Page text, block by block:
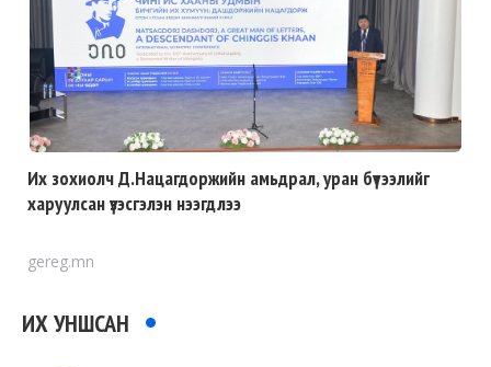
Их зохиолч Д.Нацагдоржийн амьдрал, уран бүтээлийг
харуулсан үзэсгэлэн нээгдлээ
gereg.mn
ИХ УНШСАН